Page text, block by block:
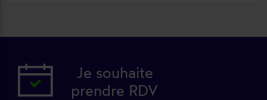
Je souhaite
prendre RDV